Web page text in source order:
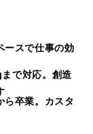
ースで仕事の効
で対応。創造
ら卒業。カスタ